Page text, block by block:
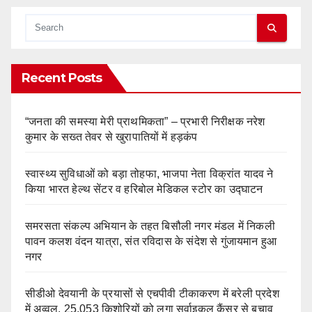
Recent Posts
“जनता की समस्या मेरी प्राथमिकता” – प्रभारी निरीक्षक नरेश
कुमार के सख्त तेवर से खुरापातियों में हड़कंप
स्वास्थ्य सुविधाओं को बड़ा तोहफा, भाजपा नेता विक्रांत यादव ने
किया भारत हेल्थ सेंटर व हरिबोल मेडिकल स्टोर का उद्घाटन
समरसता संकल्प अभियान के तहत बिसौली नगर मंडल में निकली
पावन कलश वंदन यात्रा, संत रविदास के संदेश से गुंजायमान हुआ
नगर
सीडीओ देवयानी के प्रयासों से एचपीवी टीकाकरण में बरेली प्रदेश
में अव्वल, 25,053 किशोरियों को लगा सर्वाइकल कैंसर से बचाव